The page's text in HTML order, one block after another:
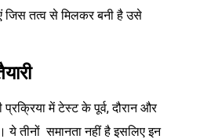
जिस तत्व से मिलकर बनी है उसे
में टेस्ट के पूर्व, दौरान और
ये तीनों समानता नहीं है इसलिए इन